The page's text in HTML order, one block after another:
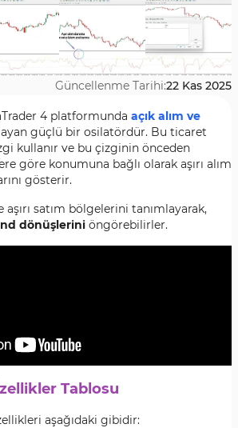
Güncellenme Tarihi:22 Kas 2025
4 platformunda açık alım ve
güçlü bir osilatördür. Bu ticaret
kullanır ve bu çizginin önceden
göre konumuna bağlı olarak aşırı alım
gösterir.
aşırı satım bölgelerini tanımlayarak,
dönüşlerini öngörebilirler.
Tablosu
aşağıdaki gibidir: